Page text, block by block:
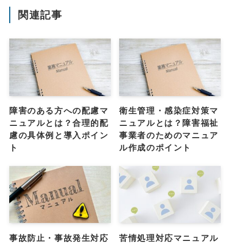
関連記事
障害のある方への配慮マ
ニュアルとは？合理的配
慮の具体例と導入ポイン
ト
衛生管理・感染症対策マ
ニュアルとは？障害福祉
事業者のためのマニュア
ル作成のポイント
事故防止・事故発生対応
苦情処理対応マニュアル